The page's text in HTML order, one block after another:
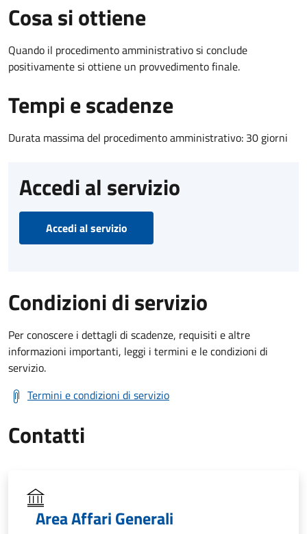
Cosa si ottiene
Quando il procedimento amministrativo si conclude
positivamente si ottiene un provvedimento finale.
Tempi e scadenze
Durata massima del procedimento amministrativo: 30 giorni
Accedi al servizio
Accedi al servizio
Condizioni di servizio
Per conoscere i dettagli di scadenze, requisiti e altre
informazioni importanti, leggi i termini e le condizioni di
servizio.
Termini e condizioni di servizio
Contatti
Area Affari Generali